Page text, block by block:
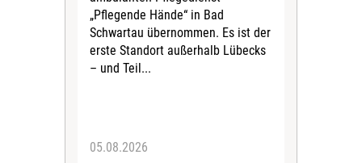
„Pflegende Hände“ in Bad
Schwartau übernommen. Es ist der
erste Standort außerhalb Lübecks
– und Teil...
05.08.2026